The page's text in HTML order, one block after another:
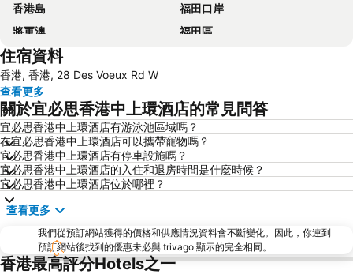
香港島
福田口岸
將軍澳
福田區
Mong Kok Metro Station
南山區
元朗
紅磡
天水圍
Wan Chai Metro Station
海洋公園
深水埗區
黃金海岸
香港迪士尼樂園
新界
羅湖口岸
羅湖
North Point Metro Station
中環
Cheung Chau
羅湖口岸
住宿資料
香港, 香港, 28 Des Voeux Rd W
查看更多
關於宜必思香港中上環酒店的常見問答
宜必思香港中上環酒店有游泳池區域嗎？
在宜必思香港中上環酒店可以攜帶寵物嗎？
宜必思香港中上環酒店有停車設施嗎？
宜必思香港中上環酒店的入住和退房時間是什麼時候？
宜必思香港中上環酒店位於哪裡？
查看更多
我們從預訂網站獲得的價格和供應情況資料會不斷變化。因此，你連到
預訂網站後找到的優惠未必與 trivago 顯示的完全相同。
香港最高評分Hotels之一